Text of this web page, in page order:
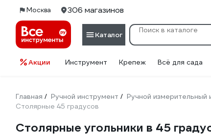
Москва 306 магазинов
Каталог
Акции Инструмент Крепеж Всё для сада
Главная / Ручной инструмент / Ручной измерительный
Столярные 45 градусов
Столярные угольники в 45